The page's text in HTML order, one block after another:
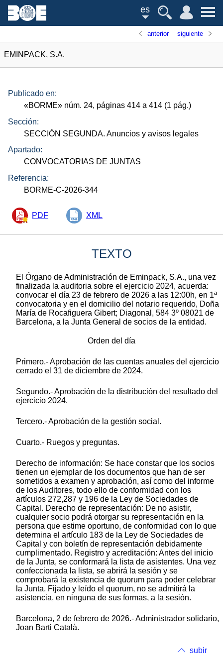
es
anterior siguiente
EMINPACK, S.A.
Publicado en:
«BORME» núm. 24, páginas 414 a 414 (1 pág.)
Sección:
SECCIÓN SEGUNDA. Anuncios y avisos legales
Apartado:
CONVOCATORIAS DE JUNTAS
Referencia:
BORME-C-2026-344
PDF XML
TEXTO
El Órgano de Administración de Eminpack, S.A., una vez
finalizada la auditoria sobre el ejercicio 2024, acuerda:
convocar el día 23 de febrero de 2026 a las 12:00h, en 1ª
convocatoria y en el domicilio del notario requerido, Doña
María de Rocafiguera Gibert; Diagonal, 584 3º 08021 de
Barcelona, a la Junta General de socios de la entidad.
Orden del día
Primero.- Aprobación de las cuentas anuales del ejercicio
cerrado el 31 de diciembre de 2024.
Segundo.- Aprobación de la distribución del resultado del
ejercicio 2024.
Tercero.- Aprobación de la gestión social.
Cuarto.- Ruegos y preguntas.
Derecho de información: Se hace constar que los socios
tienen un ejemplar de los documentos que han de ser
sometidos a examen y aprobación, así como del informe
de los Auditores, todo ello de conformidad con los
artículos 272,287 y 196 de la Ley de Sociedades de
Capital. Derecho de representación: De no asistir,
cualquier socio podrá otorgar su representación en la
persona que estime oportuno, de conformidad con lo que
determina el artículo 183 de la Ley de Sociedades de
Capital y con boletín de representación debidamente
cumplimentado. Registro y acreditación: Antes del inicio
de la Junta, se conformará la lista de asistentes. Una vez
confeccionada la lista, se abrirá la sesión y se
comprobará la existencia de quorum para poder celebrar
la Junta. Fijado y leído el quorum, no se admitirá la
asistencia, en ninguna de sus formas, a la sesión.
Barcelona, 2 de febrero de 2026.- Administrador solidario,
Joan Barti Català.
subir